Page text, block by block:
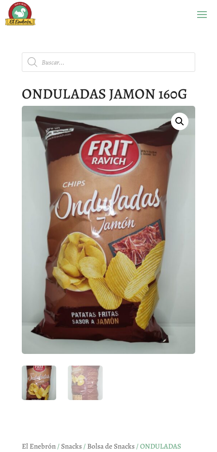
Búsqueda
de
productos
ONDULADAS JAMON 160G
El Enebrón/ Snacks/ Bolsa de Snacks/ ONDULADAS